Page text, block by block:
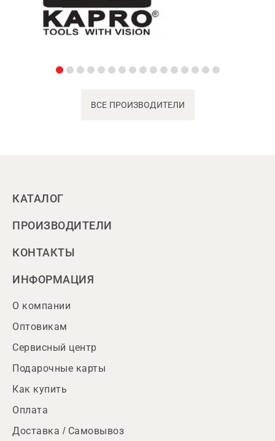
ВСЕ ПРОИЗВОДИТЕЛИ
КАТАЛОГ
ПРОИЗВОДИТЕЛИ
КОНТАКТЫ
ИНФОРМАЦИЯ
О компании
Оптовикам
Сервисный центр
Подарочные карты
Как купить
Оплата
Доставка / Самовывоз